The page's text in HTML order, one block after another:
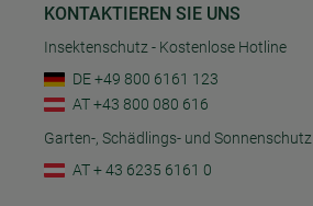
KONTAKTIEREN SIE UNS
Insektenschutz - Kostenlose Hotline
DE +49 800 6161 123
AT +43 800 080 616
Garten-, Schädlings- und Sonnenschutz
AT + 43 6235 6161 0